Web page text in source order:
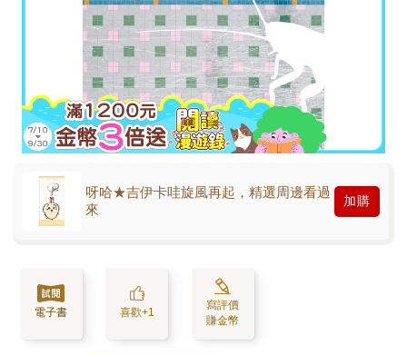
呀哈★吉伊卡哇旋風再起，精選周邊看過
來
加購
電子書 喜歡+1
寫評價
賺金幣